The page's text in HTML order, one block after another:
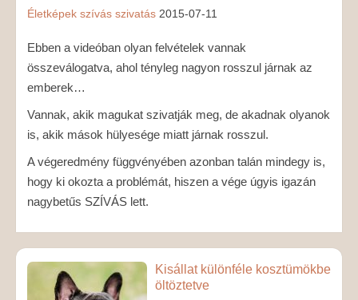
Életképek szívás szivatás 2015-07-11
Ebben a videóban olyan felvételek vannak
összeválogatva, ahol tényleg nagyon rosszul járnak az
emberek…
Vannak, akik magukat szivatják meg, de akadnak olyanok
is, akik mások hülyesége miatt járnak rosszul.
A végeredmény függvényében azonban talán mindegy is,
hogy ki okozta a problémát, hiszen a vége úgyis igazán
nagybetűs SZÍVÁS lett.
Kisállat különféle kosztümökbe
öltöztetve